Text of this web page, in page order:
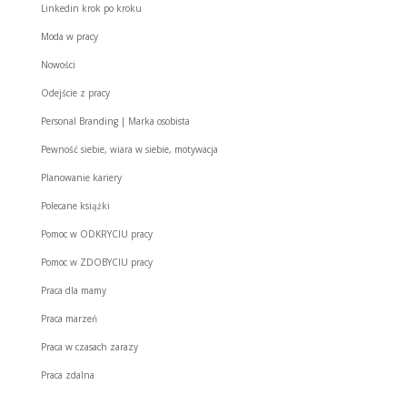
Linkedin krok po kroku
Moda w pracy
Nowości
Odejście z pracy
Personal Branding | Marka osobista
Pewność siebie, wiara w siebie, motywacja
Planowanie kariery
Polecane książki
Pomoc w ODKRYCIU pracy
Pomoc w ZDOBYCIU pracy
Praca dla mamy
Praca marzeń
Praca w czasach zarazy
Praca zdalna